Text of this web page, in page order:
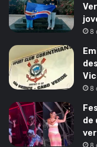
8
8
de
8